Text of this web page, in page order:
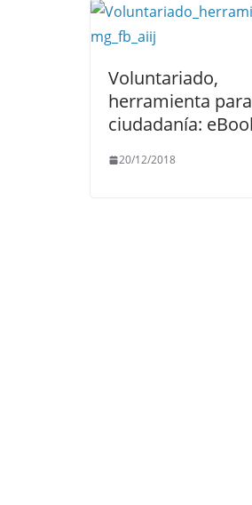
Voluntariado,
herramienta
ciudadanía:
20/12/2018